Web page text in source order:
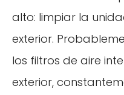
alto: limpiar la
exterior.
los filtros de aire
exterior,